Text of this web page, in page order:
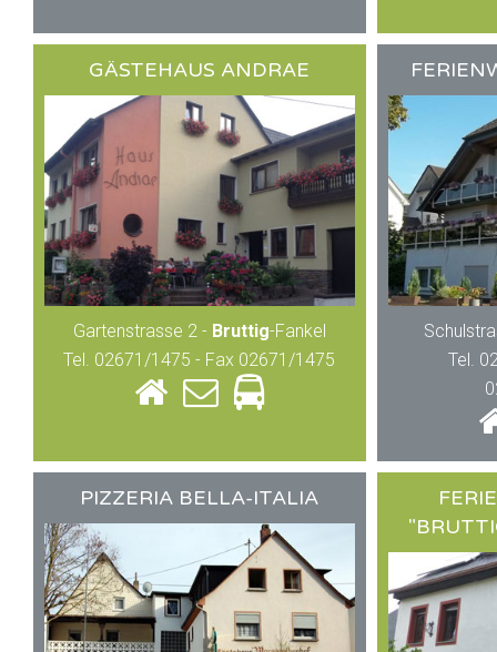
GÄSTEHAUS ANDRAE
Gartenstrasse 2 - Bruttig-Fankel
Tel. 02671/1475 - Fax 02671/1475
Tel.
PIZZERIA BELLA-ITALIA